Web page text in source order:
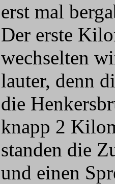
erst mal
Der erste
wechselten
lauter, denn
die
knapp 2
standen die
und einen